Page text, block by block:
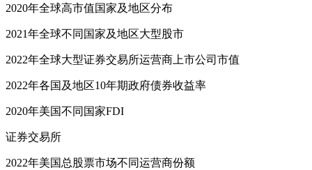
2020年全球高市值国家及地区分布
2021年全球不同国家及地区大型股市
2022年全球大型证券交易所运营商上市公司市值
2022年各国及地区10年期政府债券收益率
2020年美国不同国家FDI
证券交易所
2022年美国总股票市场不同运营商份额